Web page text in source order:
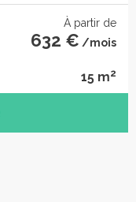
À partir de
632 € /mois
15 m2